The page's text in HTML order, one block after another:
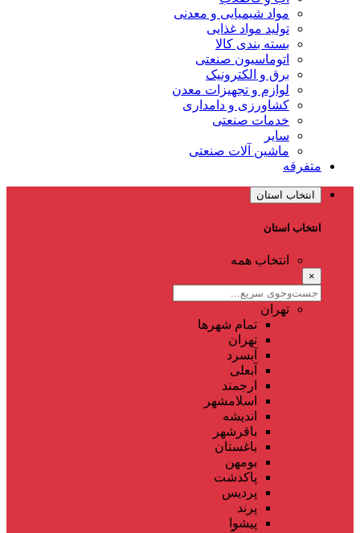
مواد شیمیایی و معدنی
تولید مواد غذایی
بسته بندی کالا
اتوماسیون صنعتی
برق و الکترونیک
لوازم و تجهیزات معدن
کشاورزی و دامداری
خدمات صنعتی
سایر
ماشین آلات صنعتی
متفرقه
انتخاب استان
انتخاب استان
انتخاب همه
×
تهران
تمام شهر‌ها
تهران
آبسرد
آبعلی
ارجمند
اسلامشهر
اندیشه
باقرشهر
باغستان
بومهن
پاکدشت
پردیس
پرند
پیشوا